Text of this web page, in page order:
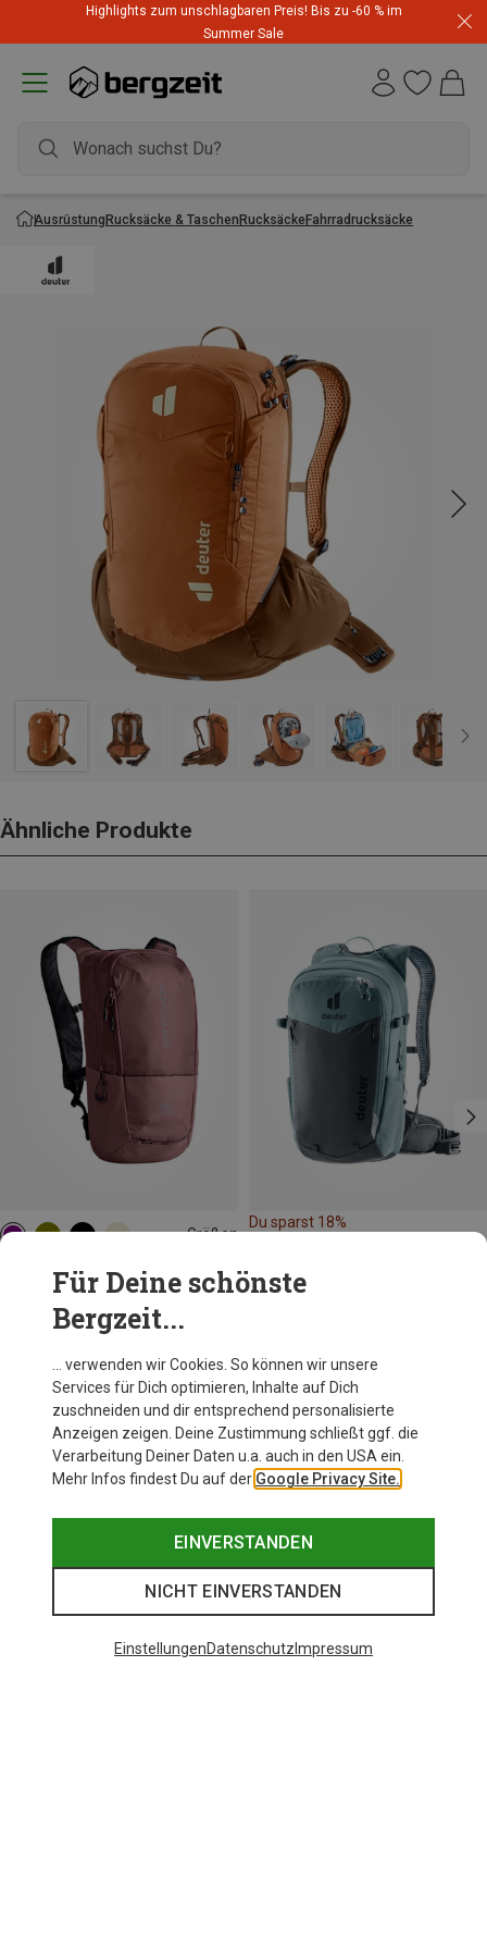
Highlights zum unschlagbaren Preis! Bis zu -60 % im
Summer Sale
AusrüstungRucksäcke & TaschenRucksäckeFahrradrucksäcke
Ähnliche Produkte
Größen
Ortovox
Sequence Daypack 15 Rucksack
147,70 €
Du sparst 18%
Andere Kunden kauften auch
Für Deine schönste
Bergzeit...
… verwenden wir Cookies. So können wir unsere
Services für Dich optimieren, Inhalte auf Dich
zuschneiden und dir entsprechend personalisierte
Anzeigen zeigen. Deine Zustimmung schließt ggf. die
Verarbeitung Deiner Daten u.a. auch in den USA ein.
Mehr Infos findest Du auf der Google Privacy Site.
EINVERSTANDEN
NICHT EINVERSTANDEN
EinstellungenDatenschutz Impressum